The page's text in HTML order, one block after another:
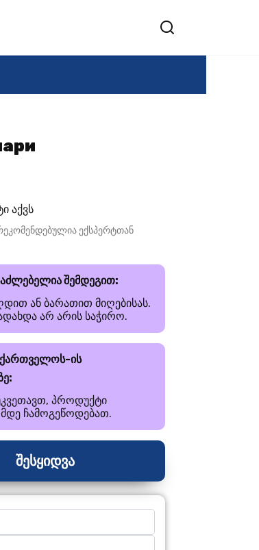
აქვს
ექსპერტთან
შემდეგით:
ან ბარათით მიღებისას.
არ არის საჭირო.
ის
პროდუქტი
ჩამოგეწოდებათ.
შესყიდვა